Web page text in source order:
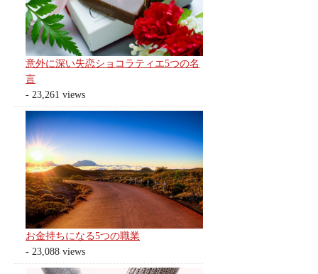
意外に深い失恋ショコラティエ5つの名
言
- 23,261 views
お金持ちになる5つの職業
- 23,088 views